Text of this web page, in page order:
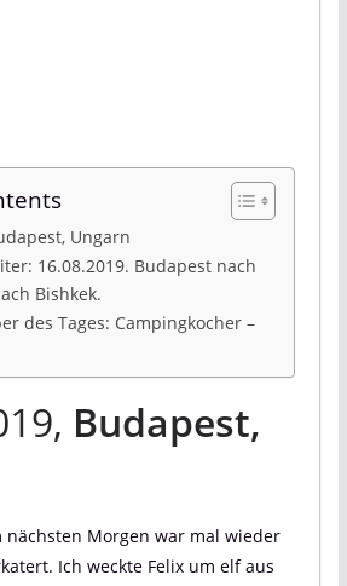
Ungarn
16.08.2019. Budapest nach
Bishkek.
des Tages: Campingkocher –
Budapest,
nächsten Morgen war mal wieder
Ich weckte Felix um elf aus